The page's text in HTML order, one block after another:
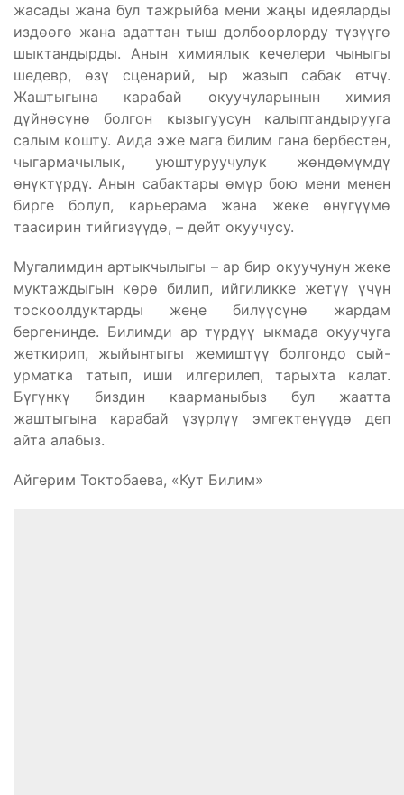
жасады жана бул тажрыйба мени жаңы идеяларды
издөөгө жана адаттан тыш долбоорлорду түзүүгө
шыктандырды. Анын химиялык кечелери чыныгы
шедевр, өзү сценарий, ыр жазып сабак өтчү.
Жаштыгына карабай окуучуларынын химия
дүйнөсүнө болгон кызыгуусун калыптандырууга
салым кошту. Аида эже мага билим гана бербестен,
чыгармачылык, уюштуруучулук жөндөмүмдү
өнүктүрдү. Анын сабактары өмүр бою мени менен
бирге болуп, карьерама жана жеке өнүгүүмө
таасирин тийгизүүдө, – дейт окуучусу.
Мугалимдин артыкчылыгы – ар бир окуучунун жеке
муктаждыгын көрө билип, ийгиликке жетүү үчүн
тоскоолдуктарды жеңе билүүсүнө жардам
бергенинде. Билимди ар түрдүү ыкмада окуучуга
жеткирип, жыйынтыгы жемиштүү болгондо сый-
урматка татып, иши илгерилеп, тарыхта калат.
Бүгүнкү биздин каарманыбыз бул жаатта
жаштыгына карабай үзүрлүү эмгектенүүдө деп
айта алабыз.
Айгерим Токтобаева, «Кут Билим»